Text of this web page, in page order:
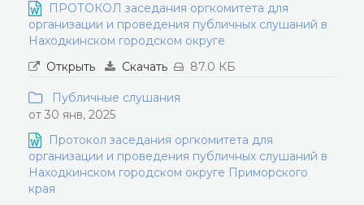
ПРОТОКОЛ заседания оргкомитета для
организации и проведения публичных слушаний в
Находкинском городском округе
Открыть
Скачать 87.0 КБ
Публичные слушания
от 30 янв, 2025
Протокол заседания оргкомитета для
организации и проведения публичных слушаний в
Находкинском городском округе Приморского
края